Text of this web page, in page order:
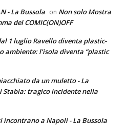
- La Bussola on Non solo Mostra
del COMIC(ON)OFF
1 luglio Ravello diventa plastic-
ambiente: l’isola diventa “plastic
da un muletto - La
Stabia: tragico incidente nella
incontrano a Napoli - La Bussola